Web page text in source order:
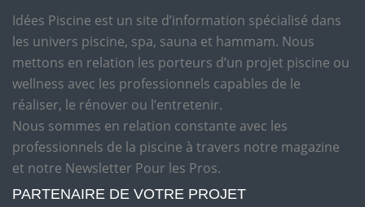
Idées Piscine est un site d’information spécialisé dans
les univers piscine, spa, sauna et hammam. Nous
mettons en relation les porteurs d’un projet piscine ou
wellness avec les professionnels capables de le
réaliser, le rénover ou l’entretenir.
Nous sommes en relation constante avec les
professionnels de la piscine à travers notre magazine
et notre Newsletter Pour les Pros.
PARTENAIRE DE VOTRE PROJET